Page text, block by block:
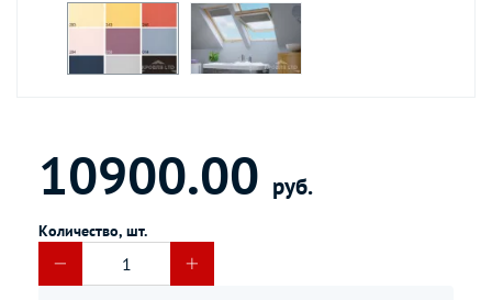
10900.00 руб.
Количество, шт.